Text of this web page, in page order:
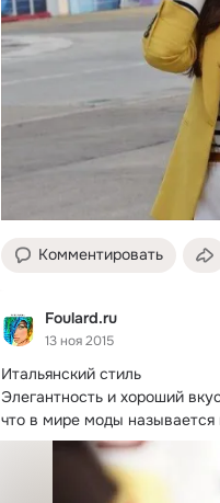
Комментировать
Foulard.ru
13 ноя 2015
Итальянский стиль
Элегантность и хороший
что в мире моды называется